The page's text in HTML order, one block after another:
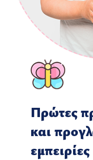
Πρώτες
και
εμπειρίες